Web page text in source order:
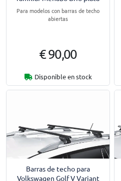
Para modelos con barras de techo
abiertas
€ 90,00
Disponible en stock
Barras de techo para
Volkswagen Golf V Variant